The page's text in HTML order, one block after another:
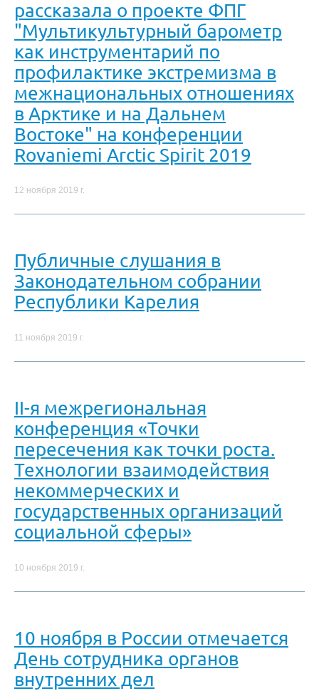
рассказала о проекте ФПГ
"Мультикультурный барометр
как инструментарий по
профилактике экстремизма в
межнациональных отношениях
в Арктике и на Дальнем
Востоке" на конференции
Rovaniemi Arctic Spirit 2019
12 ноября 2019 г.
Публичные слушания в
Законодательном собрании
Республики Карелия
11 ноября 2019 г.
II-я межрегиональная
конференция «Точки
пересечения как точки роста.
Технологии взаимодействия
некоммерческих и
государственных организаций
социальной сферы»
10 ноября 2019 г.
10 ноября в России отмечается
День сотрудника органов
внутренних дел